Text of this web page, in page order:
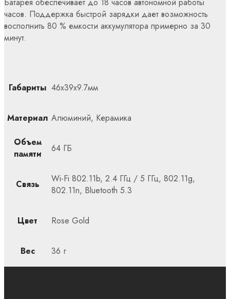
Батарея обеспечивает до 18 часов автономной работы
часов. Поддержка быстрой зарядки дает возможность
восполнить 80 % емкости аккумулятора примерно за 30
минут.
Габариты 46х39х9.7мм
Материал Алюминий, Керамика
Объем
памяти
64 ГБ
Связь
Wi-Fi 802.11b, 2.4 ГГц / 5 ГГц, 802.11g,
802.11n, Bluetooth 5.3
Цвет Rose Gold
Вес 36 г